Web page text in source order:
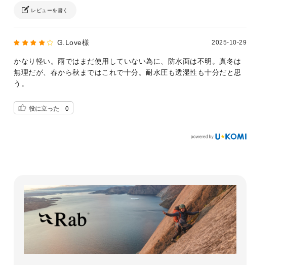
レビューを書く
G.Love様 2025-10-29
かなり軽い。雨ではまだ使用していない為に、防水面は不明。真冬は
無理だが、春から秋まではこれで十分。耐水圧も透湿性も十分だと思
う。
役に立った 0